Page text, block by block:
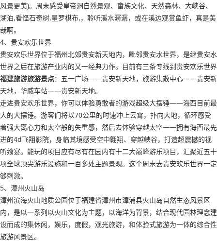
风景更美)。周末感受皇帝洞自然景观、畲族文化、天然森林、大峡谷、
湖泊,看怪石奇树,星罗棋布,，聆听溪水潺潺，或在溪边观赏鱼虾，真是美
哉啊。
4、贵安欢乐世界
贵安欢乐世界位于福州北郊贵安新天地内，毗邻贵安水世界，是继贵安水
世界之后在旅游产业内的又一经典力作。目前有三条专线到贵安欢乐世界
福建旅游旅游景点：五一广场——贵安新天地，旅游集散中心——贵安新
天地，华威车站——贵安新天地。
走进贵安欢乐世界，你可以体验勇敢者的游戏超级大摆锤——海西目前最
大的大摆锤。游客们将以70公里的时速冲上云霄，扑向大地，循环感受
着强大离心力和太空般的失重感，然后去体验穿越太空——拥有海西最先
进的4d飞翔影院，身临其境感受空中翱翔、穿越峡谷，打造超震撼的视
听飨宴。能玩的项目应有尽有在园内有十二大巅峰游乐项目，汇聚近五十
项全球顶尖游乐设施和一百多处主题景观。这个周末去贵安欢乐世界一定
够刺激。
5、漳州火山岛
漳州滨海火山地质公园位于福建省漳州市漳浦县火山岛自然生态风景区
内，是以一系列以火山文化为主题，以海洋为背景，结合现代园林理念建
设而成的集休闲，娱乐，度假，观光旅游，和体验式旅游为一体的综合性
旅游风景区。